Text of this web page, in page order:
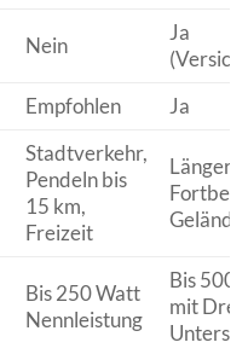
Nein
Ja
Empfohlen Ja
Stadtverkehr,
Pendeln bis
15 km,
Freizeit
Gelände
Bis 250 Watt
Nennleistung
Bis 500
mit